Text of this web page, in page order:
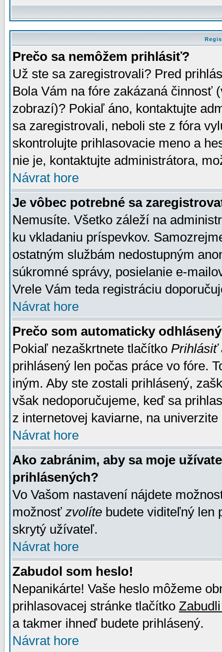
Prečo sa nemôžem prihlásiť?
Už ste sa zaregistrovali? Pred
Bola Vám na fóre zakázaná činnosť
zobrazí)? Pokiaľ áno, kontaktujte
sa zaregistrovali, neboli ste z fóra
skontrolujte prihlasovacie meno a
nie je, kontaktujte administrátora,
Návrat hore
Je vôbec potrebné sa
Nemusíte. Všetko záleží na
ku vkladaniu príspevkov.
ostatným službám nedostupným
súkromné správy, posielanie e-
Vrele Vám teda registráciu
Návrat hore
Prečo som automaticky
Pokiaľ nezaškrtnete tlačítko Prihlásiť
prihlásený len počas práce vo fóre.
iným. Aby ste zostali prihlásený,
však nedoporučujeme, keď sa
z internetovej kaviarne, na univerzite
Návrat hore
Ako zabránim, aby sa moje
prihlásených?
Vo Vašom nastavení nájdete
možnosť zvolíte budete viditeľný len
skrytý užívateľ.
Návrat hore
Zabudol som heslo!
Nepanikárte! Vaše heslo môžeme
prihlasovacej stránke tlačítko
a takmer ihneď budete prihlásený.
Návrat hore